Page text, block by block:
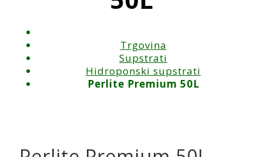
Trgovina
Supstrati
Hidroponski supstrati
Perlite Premium 50L